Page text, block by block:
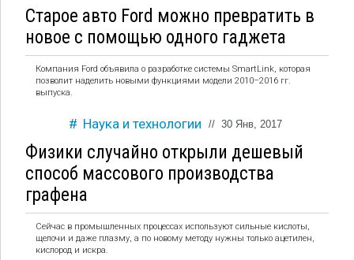
Старое авто Ford можно превратить в
новое с помощью одного гаджета
Компания Ford объявила о разработке системы SmartLink, которая
позволит наделить новыми функциями модели 2010–2016 гг.
выпуска.
Наука и технологии // 30 Янв, 2017
Физики случайно открыли дешевый
способ массового производства
графена
Сейчас в промышленных процессах используют сильные кислоты,
щелочи и даже плазму, а по новому методу нужны только ацетилен,
кислород и искра.